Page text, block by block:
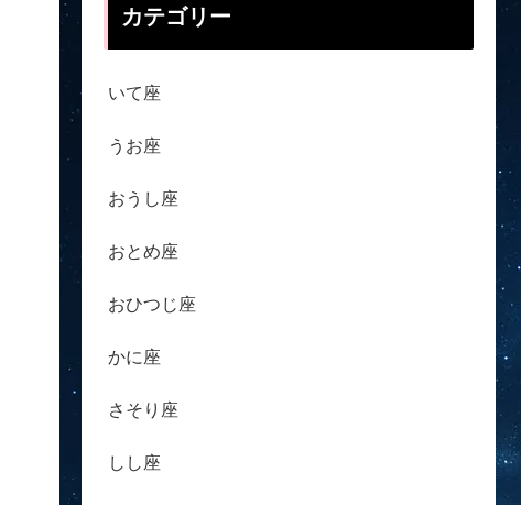
カテゴリー
いて座
うお座
おうし座
おとめ座
おひつじ座
かに座
さそり座
しし座